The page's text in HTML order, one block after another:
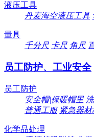
液压工具
丹麦海空液压工具
量具
千分尺 卡尺 角尺
员工防护、工业安全
员工防护
安全帽|保暖帽里
普通工服 紧急器材
化学品处理